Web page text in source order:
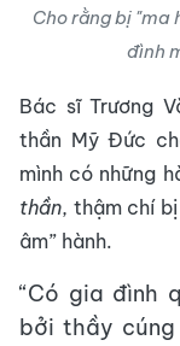
Cho rằng bị "ma
đình
Bác sĩ Trương
thần Mỹ Đức
mình có những
thần, thậm chí
âm” hành.
“Có gia đình
bởi thầy